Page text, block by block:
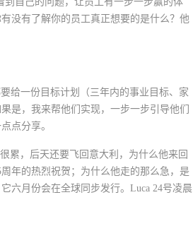
没有了解你的员工真正想要的是什么？他
一份目标计划（三年内的事业目标、家
是，我来帮他们实现，一步一步引导他们
点分享。
，后天还要飞回意大利，为什么他来回
年的热烈祝贺；为什么他走的那么急，是
六月份会在全球同步发行。Luca 24号凌晨